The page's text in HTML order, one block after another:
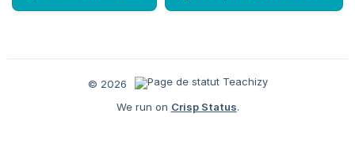
© 2026
We run on Crisp Status.